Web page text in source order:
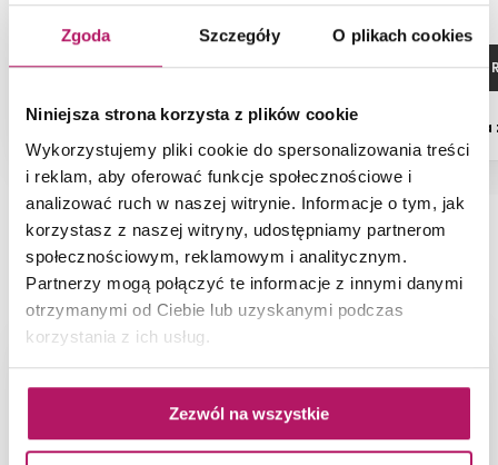
Zgoda Szczegóły O plikach cookies
Niniejsza strona korzysta z plików cookie
Wykorzystujemy pliki cookie do spersonalizowania treści
i reklam, aby oferować funkcje społecznościowe i
analizować ruch w naszej witrynie. Informacje o tym, jak
korzystasz z naszej witryny, udostępniamy partnerom
społecznościowym, reklamowym i analitycznym.
Partnerzy mogą połączyć te informacje z innymi danymi
otrzymanymi od Ciebie lub uzyskanymi podczas
korzystania z ich usług.
Zezwól na wszystkie
ZOBACZ PRODUKT
na zamówienie
ZOBACZ
NAJNOWSZE ARTYKUŁY